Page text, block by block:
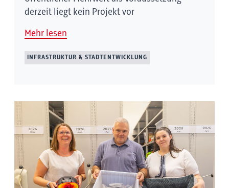
derzeit liegt kein Projekt vor
Mehr lesen
INFRASTRUKTUR & STADTENTWICKLUNG